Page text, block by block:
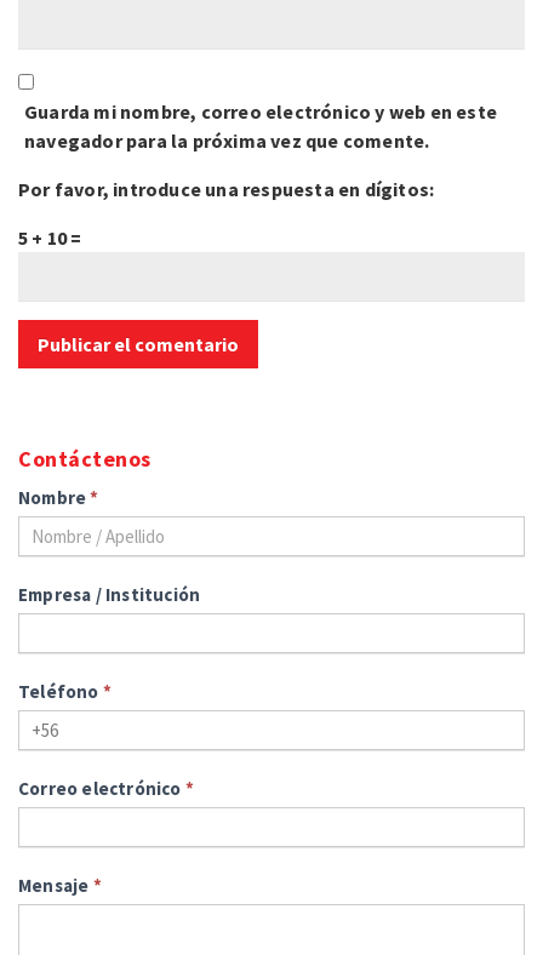
Guarda mi nombre, correo electrónico y web en este
navegador para la próxima vez que comente.
Por favor, introduce una respuesta en dígitos:
5 + 10 =
Contáctenos
Nombre*
Empresa / Institución
Teléfono *
Correo electrónico *
Mensaje *